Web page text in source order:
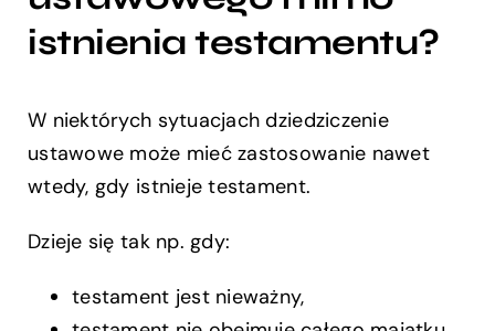
istnienia testamentu?
W niektórych sytuacjach dziedziczenie
ustawowe może mieć zastosowanie nawet
wtedy, gdy istnieje testament.
Dzieje się tak np. gdy:
testament jest nieważny,